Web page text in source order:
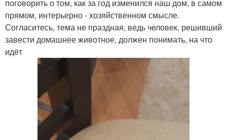
поговорить о том, как за год изменился наш дом, в самом
прямом, интерьерно - хозяйственном смысле.
Согласитесь, тема не праздная, ведь человек, решивший
завести домашнее животное, должен понимать, на что
идёт